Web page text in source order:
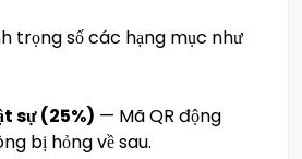
trọng số các hạng mục như
sự (25%) — Mã QR động
bị hỏng về sau.